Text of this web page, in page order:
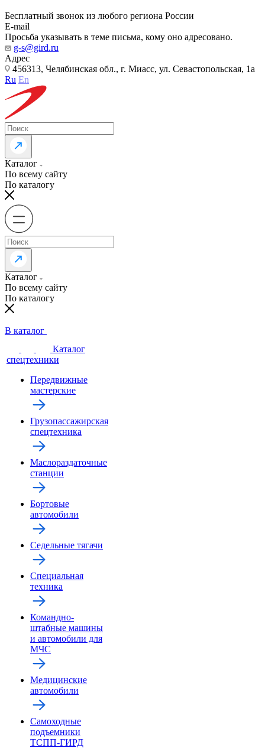
Бесплатный звонок из любого региона России
E-mail
Просьба указывать в теме письма, кому оно адресовано.
g-s@gird.ru
Адрес
456313, Челябинская обл., г. Миасс, ул. Севастопольская, 1а
Ru En
Каталог
По всему сайту
По каталогу
Каталог
По всему сайту
По каталогу
В каталог
Каталог
спецтехники
Передвижные
мастерские
Грузопассажирская
спецтехника
Маслораздаточные
станции
Бортовые
автомобили
Седельные тягачи
Специальная
техника
Командно-
штабные машины
и автомобили для
МЧС
Медицинские
автомобили
Самоходные
подъемники
ТСПП-ГИРД